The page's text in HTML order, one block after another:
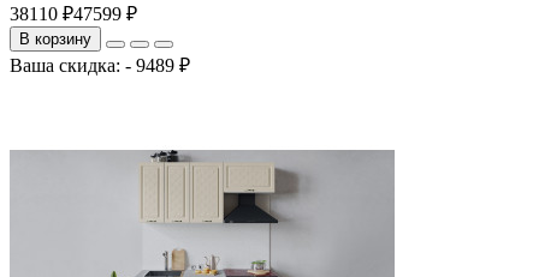
38110 ₽47599 ₽
В корзину
Ваша скидка: - 9489 ₽